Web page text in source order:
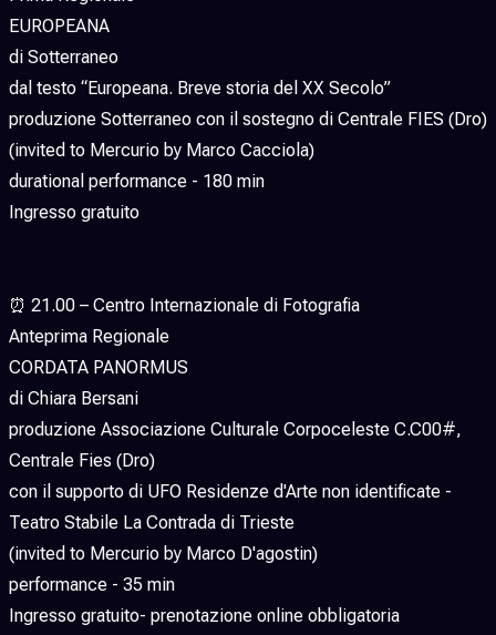
EUROPEANA
di Sotterraneo
dal testo “Europeana. Breve storia del XX Secolo”
produzione Sotterraneo con il sostegno di Centrale FIES (Dro)
(invited to Mercurio by Marco Cacciola)
durational performance - 180 min
Ingresso gratuito
⏰ 21.00 – Centro Internazionale di Fotografia
Anteprima Regionale
CORDATA PANORMUS
di Chiara Bersani
produzione Associazione Culturale Corpoceleste C.C00#,
Centrale Fies (Dro)
con il supporto di UFO Residenze d'Arte non identificate -
Teatro Stabile La Contrada di Trieste
(invited to Mercurio by Marco D'agostin)
performance - 35 min
Ingresso gratuito- prenotazione online obbligatoria